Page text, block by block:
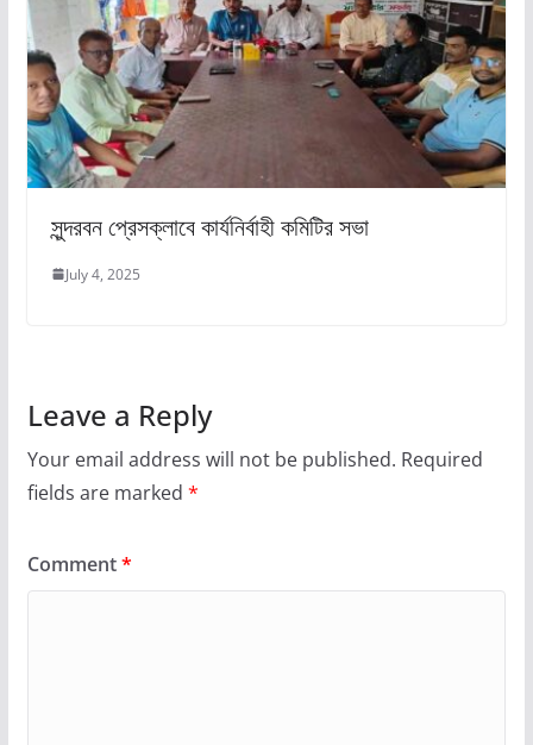
সুন্দরবন প্রেসক্লাবে কার্যনির্বাহী কমিটির সভা
July 4, 2025
Leave a Reply
Your email address will not be published. Required
fields are marked *
Comment*